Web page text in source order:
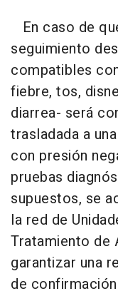
En caso de
seguimiento
compatibles
fiebre, tos,
diarrea- será
trasladada a
con presión
pruebas
supuestos, se
la red de
Tratamiento de
garantizar una
de